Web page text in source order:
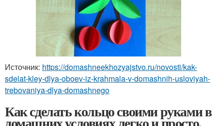
Источник: https://domashneekhozyajstvo.ru/novosti/kak-
sdelat-kley-dlya-oboev-iz-krahmala-v-domashnih-usloviyah-
trebovaniya-dlya-domashnego
Как сделать кольцо своими руками в